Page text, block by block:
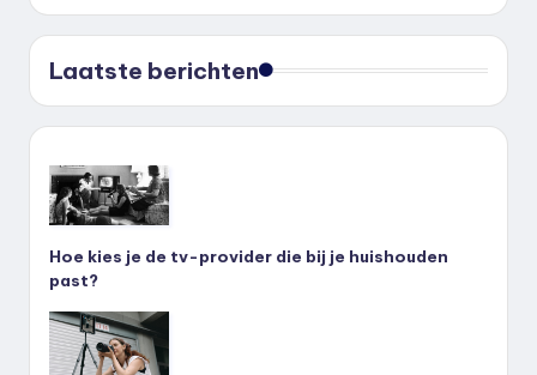
Laatste berichten
Hoe kies je de tv-provider die bij je huishouden
past?